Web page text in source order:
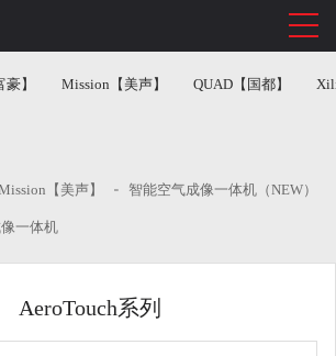
】 Mission【美声】 QUAD【国都】
【美声】 智能空气成像一体机（NEW）
一体机
AeroTouch系列